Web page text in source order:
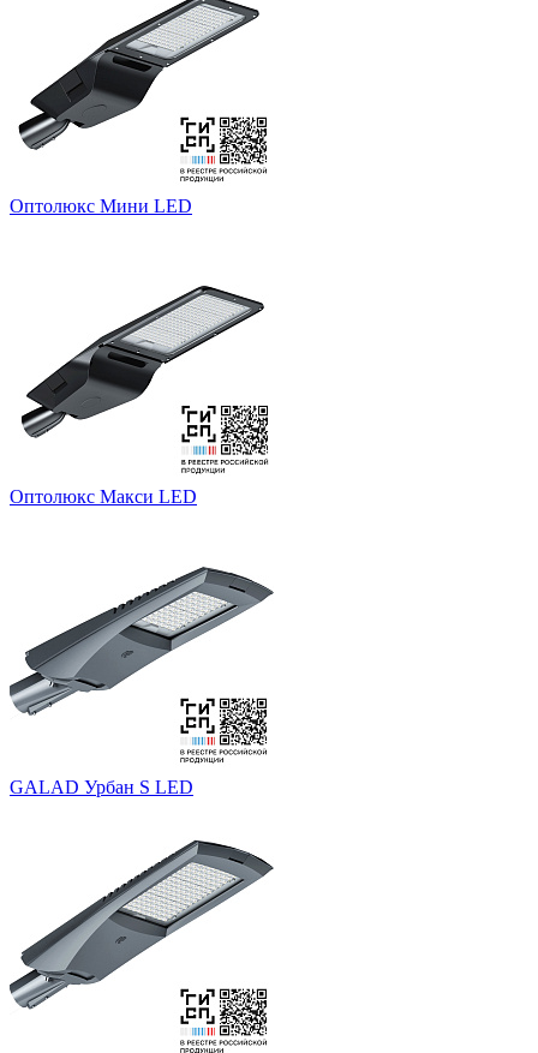
Оптолюкс Мини LED
Оптолюкс Макси LED
GALAD Урбан S LED